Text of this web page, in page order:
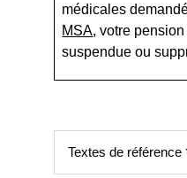
médicales
MSA, votre
suspendue ou
Textes de référence